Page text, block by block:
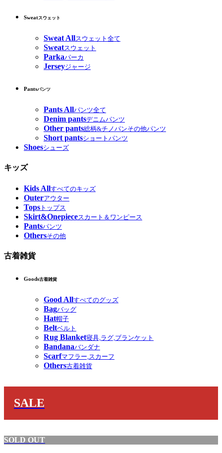
Sweatスウェット
Sweat Allスウェット全て
Sweatスウェット
Parkaパーカ
Jerseyジャージ
Pantsパンツ
Pants Allパンツ全て
Denim pantsデニムパンツ
Other pants総柄&チノパンその他パンツ
Short pantsショートパンツ
Shoesシューズ
キッズ
Kids Allすべてのキッズ
Outerアウター
Tops トップス
Skirt&Onepieceスカート＆ワンピース
Pantsパンツ
Othersその他
古着雑貨
Goods古着雑貨
Good Allすべてのグッズ
Bagバッグ
Hat帽子
Beltベルト
Rug Blanket寝具,ラグ,ブランケット
Bandanaバンダナ
Scarfマフラー,スカーフ
Others古着雑貨
SALE
SOLD OUT